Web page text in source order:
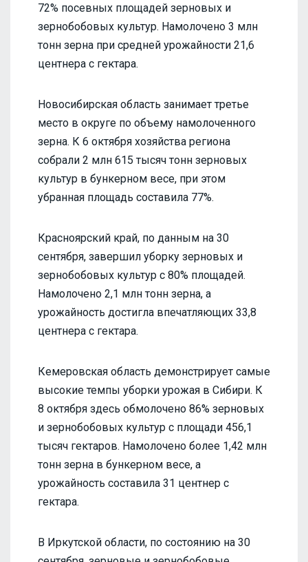
72% посевных площадей зерновых и
зернобобовых культур. Намолочено 3 млн
тонн зерна при средней урожайности 21,6
центнера с гектара.
Новосибирская область занимает третье
место в округе по объему намолоченного
зерна. К 6 октября хозяйства региона
собрали 2 млн 615 тысяч тонн зерновых
культур в бункерном весе, при этом
убранная площадь составила 77%.
Красноярский край, по данным на 30
сентября, завершил уборку зерновых и
зернобобовых культур с 80% площадей.
Намолочено 2,1 млн тонн зерна, а
урожайность достигла впечатляющих 33,8
центнера с гектара.
Кемеровская область демонстрирует самые
высокие темпы уборки урожая в Сибири. К
8 октября здесь обмолочено 86% зерновых
и зернобобовых культур с площади 456,1
тысяч гектаров. Намолочено более 1,42 млн
тонн зерна в бункерном весе, а
урожайность составила 31 центнер с
гектара.
В Иркутской области, по состоянию на 30